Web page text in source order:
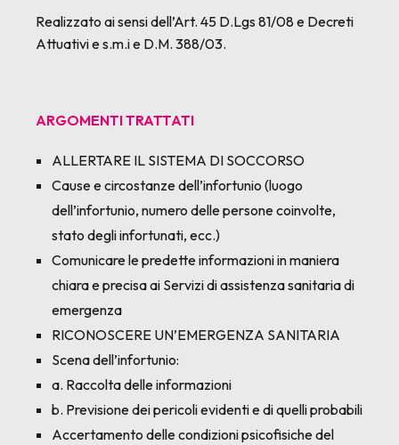
Realizzato ai sensi dell’Art. 45 D.Lgs 81/08 e Decreti
Attuativi e s.m.i e D.M. 388/03.
ARGOMENTI TRATTATI
ALLERTARE IL SISTEMA DI SOCCORSO
Cause e circostanze dell’infortunio (luogo
dell’infortunio, numero delle persone coinvolte,
stato degli infortunati, ecc.)
Comunicare le predette informazioni in maniera
chiara e precisa ai Servizi di assistenza sanitaria di
emergenza
RICONOSCERE UN’EMERGENZA SANITARIA
Scena dell’infortunio:
a. Raccolta delle informazioni
b. Previsione dei pericoli evidenti e di quelli probabili
Accertamento delle condizioni psicofisiche del